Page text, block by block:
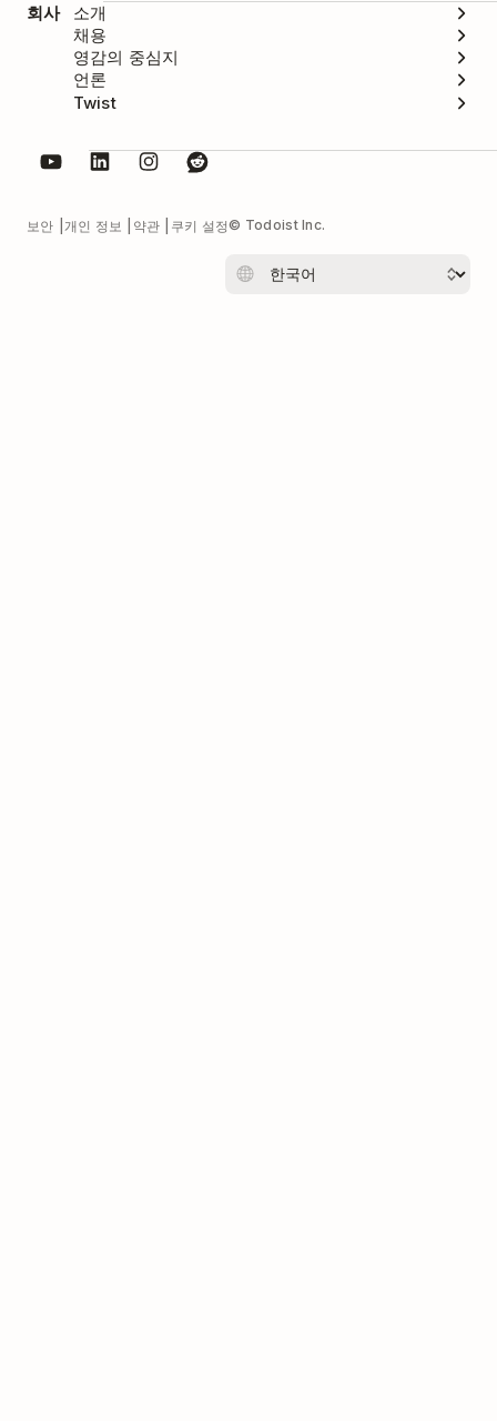
회사
소개
채용
영감의 중심지
언론
Twist
보안 개인 정보 약관 쿠키 설정© Todoist Inc.